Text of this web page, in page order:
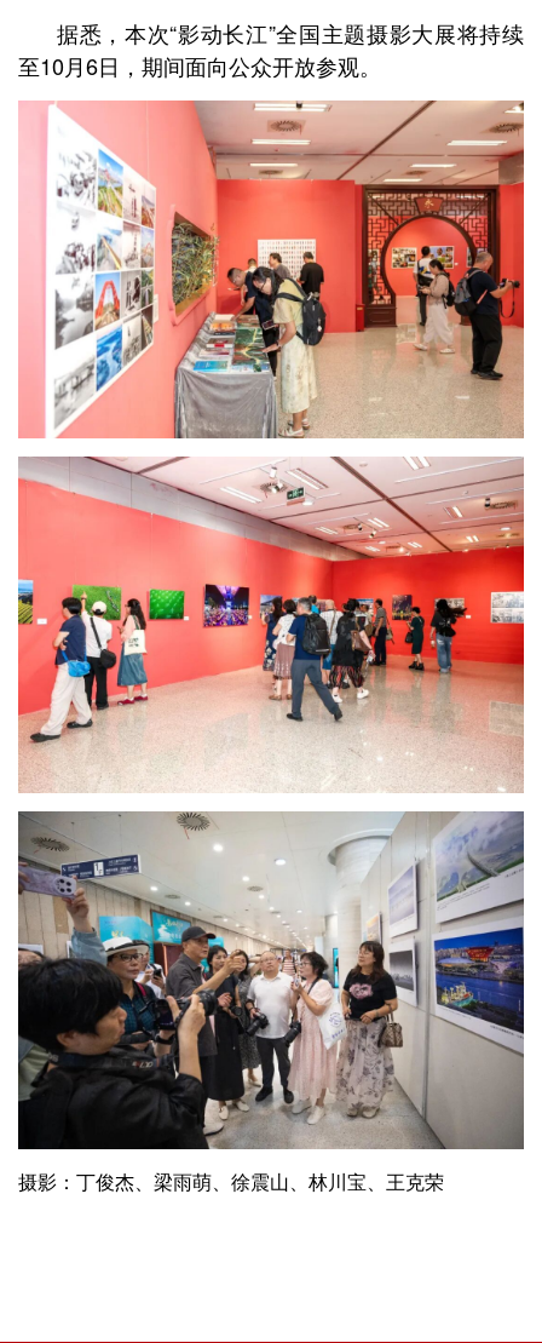
据悉，本次“影动长江”全国主题摄影大展将持续
至10月6日，期间面向公众开放参观。
摄影：丁俊杰、梁雨萌、徐震山、林川宝、王克荣